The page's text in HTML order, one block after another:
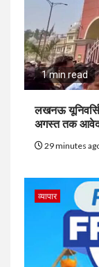
1 min read
लखनऊ
अगस्त तक
29 minutes
व्यापार